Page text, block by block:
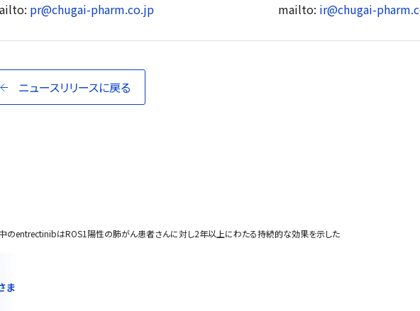
pr@chugai-pharm.co.jp
mailto: ir@chugai-
ニュースリリースに戻る
のentrectinibはROS1陽性の肺がん患者さんに対し2年以上にわたる持続的な効果を示した
ま